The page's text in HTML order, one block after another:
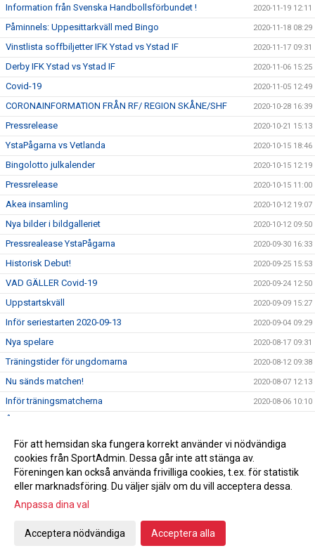
Information från Svenska Handbollsförbundet ! 2020-11-19 12:11
Påminnels: Uppesittarkväll med Bingo 2020-11-18 08:29
Vinstlista soffbiljetter IFK Ystad vs Ystad IF 2020-11-17 09:31
Derby IFK Ystad vs Ystad IF 2020-11-06 15:25
Covid-19 2020-11-05 12:49
CORONAINFORMATION FRÅN RF/ REGION SKÅNE/SHF 2020-10-28 16:39
Pressrelease 2020-10-21 15:13
YstaPågarna vs Vetlanda 2020-10-15 18:46
Bingolotto julkalender 2020-10-15 12:19
Pressrelease 2020-10-15 11:00
Akea insamling 2020-10-12 19:07
Nya bilder i bildgalleriet 2020-10-12 09:50
Pressrealease YstaPågarna 2020-09-30 16:33
Historisk Debut! 2020-09-25 15:53
VAD GÄLLER Covid-19 2020-09-24 12:50
Uppstartskväll 2020-09-09 15:27
Inför seriestarten 2020-09-13 2020-09-04 09:29
Nya spelare 2020-08-17 09:31
Träningstider för ungdomarna 2020-08-12 09:38
Nu sänds matchen! 2020-08-07 12:13
Inför träningsmatcherna 2020-08-06 10:10
Pressträff 2020-08-03 15:33
Sportchef 2020-07-29 14:14
Grilltips 6 2020-07-21 09:24
Påminelse Årsmöte
Grilltips 5
För att hemsidan ska fungera korrekt använder vi nödvändiga
cookies från SportAdmin. Dessa går inte att stänga av.
Föreningen kan också använda frivilliga cookies, t.ex. för statistik
eller marknadsföring. Du väljer själv om du vill acceptera dessa.
Anpassa dina val
Acceptera nödvändiga Acceptera alla